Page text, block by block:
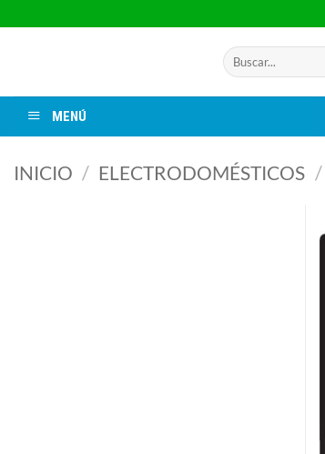
al
Buscar
por:
MENÚ
INICIO / ELECTRODOMÉSTICOS /